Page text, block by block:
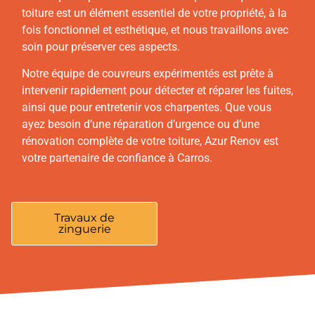
toiture est un élément essentiel de votre propriété, à la
fois fonctionnel et esthétique, et nous travaillons avec
soin pour préserver ces aspects.
Notre équipe de couvreurs expérimentés est prête à
intervenir rapidement pour détecter et réparer les fuites,
ainsi que pour entretenir vos charpentes. Que vous
ayez besoin d’une réparation d’urgence ou d’une
rénovation complète de votre toiture, Azur Renov est
votre partenaire de confiance à Carros.
Travaux de
zinguerie